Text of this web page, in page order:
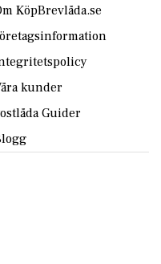
KöpBrevlåda.se
kunder
Guider